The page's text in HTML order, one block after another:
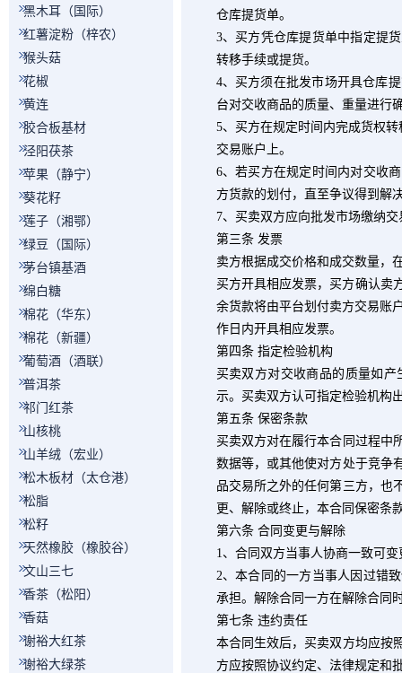
黑木耳（国际）
红薯淀粉（梓农）
猴头菇
花椒
黄连
胶合板基材
泾阳茯茶
苹果（静宁）
葵花籽
莲子（湘鄂）
绿豆（国际）
茅台镇基酒
绵白糖
棉花（华东）
棉花（新疆）
葡萄酒（酒联）
普洱茶
祁门红茶
山核桃
山羊绒（宏业）
松木板材（太仓港）
松脂
松籽
天然橡胶（橡胶谷）
文山三七
香茶（松阳）
香菇
谢裕大红茶
谢裕大绿茶
仓库提货单。
3、买方凭仓库提货单中指定提
转移手续或提货。
4、买方须在批发市场开具仓库
台对交收商品的质量、重量进行
5、买方在规定时间内完成货权
交易账户上。
6、若买方在规定时间内对交收
方货款的划付，直至争议得到解
7、买卖双方应向批发市场缴纳
第三条 发票
卖方根据成交价格和成交数量，
买方开具相应发票，买方确认卖
余货款将由平台划付卖方交易账
作日内开具相应发票。
第四条 指定检验机构
买卖双方对交收商品的质量如
示。买卖双方认可指定检验机构
第五条 保密条款
买卖双方对在履行本合同过程中
数据等，或其他使对方处于竞争
品交易所之外的任何第三方，也
更、解除或终止，本合同保密条
第六条 合同变更与解除
1、合同双方当事人协商一致可
2、本合同的一方当事人因过错
承担。解除合同一方在解除合同
第七条 违约责任
本合同生效后，买卖双方均应按
方应按照协议约定、法律规定和